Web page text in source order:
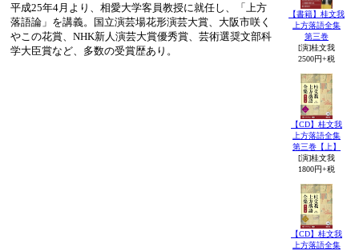
平成25年4月より、相愛大学客員教授に就任し、「上方
落語論」を講義。国立演芸場花形演芸大賞、大阪市咲く
やこの花賞、NHK新人演芸大賞優秀賞、芸術選奨文部科
学大臣賞など、多数の受賞歴あり。
【書籍】桂文我
上方落語全集
第三巻
[演]桂文我
2500円+税
【CD】桂文我
上方落語全集
第三巻【上】
[演]桂文我
1800円+税
【CD】桂文我
上方落語全集